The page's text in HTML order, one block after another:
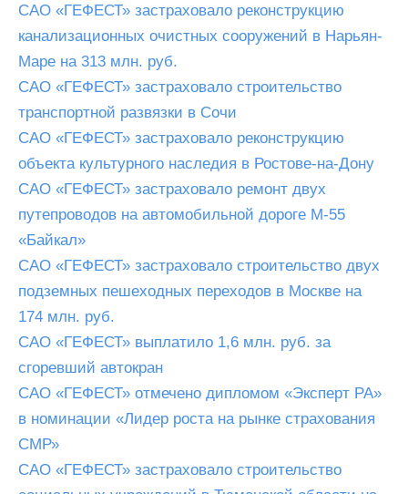
САО «ГЕФЕСТ» застраховало реконструкцию
канализационных очистных сооружений в Нарьян-
Маре на 313 млн. руб.
САО «ГЕФЕСТ» застраховало строительство
транспортной развязки в Сочи
САО «ГЕФЕСТ» застраховало реконструкцию
объекта культурного наследия в Ростове-на-Дону
САО «ГЕФЕСТ» застраховало ремонт двух
путепроводов на автомобильной дороге М-55
«Байкал»
САО «ГЕФЕСТ» застраховало строительство двух
подземных пешеходных переходов в Москве на
174 млн. руб.
САО «ГЕФЕСТ» выплатило 1,6 млн. руб. за
сгоревший автокран
САО «ГЕФЕСТ» отмечено дипломом «Эксперт РА»
в номинации «Лидер роста на рынке страхования
СМР»
САО «ГЕФЕСТ» застраховало строительство